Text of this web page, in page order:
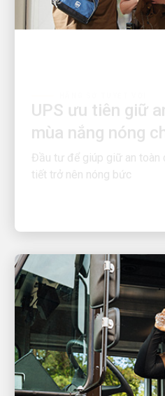
mùa nắng nóng
Đầu tư để giúp giữ an toàn